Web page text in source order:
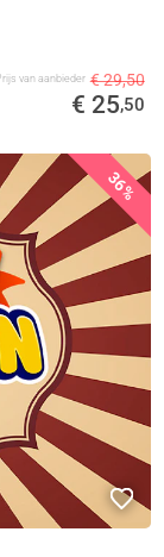
van aanbieder € 29,50
€ 25,50
36%